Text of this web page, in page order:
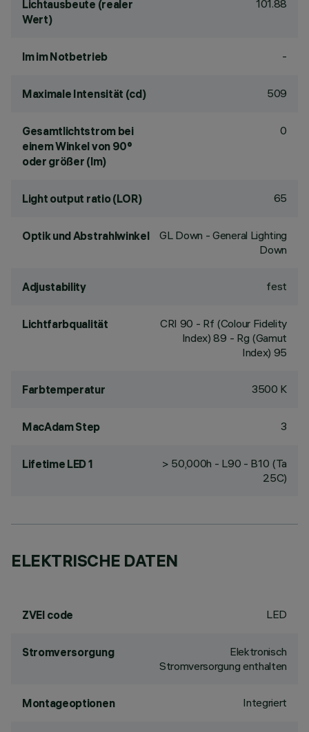
Lichtausbeute (realer
Wert)
101.88
lm im Notbetrieb -
Maximale Intensität (cd) 509
Gesamtlichtstrom bei
einem Winkel von 90°
oder größer (lm)
0
Light output ratio (LOR) 65
Optik und Abstrahlwinkel
GL Down - General Lighting
Down
Adjustability fest
Lichtfarbqualität CRI 90 - Rf (Colour Fidelity
Index) 89 - Rg (Gamut
Index) 95
Farbtemperatur 3500 K
MacAdam Step 3
Lifetime LED 1
> 50,000h - L90 - B10 (Ta
25C)
ELEKTRISCHE DATEN
ZVEI code LED
Stromversorgung
Elektronisch
Stromversorgung enthalten
Montageoptionen Integriert